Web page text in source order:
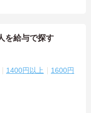
を給与で探す
1400円以上
1600円